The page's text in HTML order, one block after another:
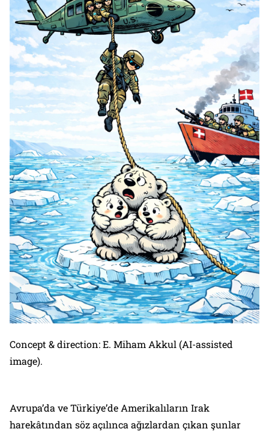
Concept & direction: E. Miham Akkul (AI-assisted
image).
Avrupa’da ve Türkiye’de Amerikalıların Irak
harekâtından söz açılınca ağızlardan çıkan şunlar